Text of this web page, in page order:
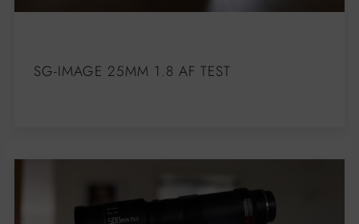
SG-IMAGE 25MM 1.8 AF TEST